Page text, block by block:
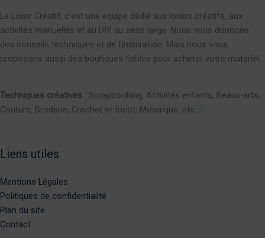
Le Loisir Créatif, c’est une équipe dédié aux loisirs créatifs, aux
activités manuelles et au DIY au sens large. Nous vous donnons
des conseils techniques et de l’inspiration. Mais nous vous
proposons aussi des boutiques fiables pour acheter votre matériel.
Techniques créatives : Scrapbooking, Activités enfants, Beaux-arts,
Couture, Broderie, Crochet et tricot, Mosaïque, etc.
Liens utiles
Mentions Légales
Politiques de confidentialité
Plan du site
Contact